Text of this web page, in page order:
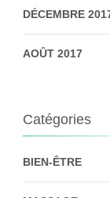
DÉCEMBRE
AOÛT 2017
Catégories
BIEN-ÊTRE